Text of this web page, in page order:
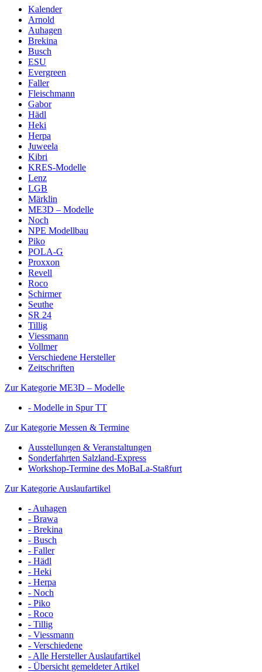
Kalender
Arnold
Auhagen
Brekina
Busch
ESU
Evergreen
Faller
Fleischmann
Gabor
Hädl
Heki
Herpa
Juweela
Kibri
KRES-Modelle
Lenz
LGB
Märklin
ME3D – Modelle
Noch
NPE Modellbau
Piko
POLA-G
Proxxon
Revell
Roco
Schirmer
Seuthe
SR 24
Tillig
Viessmann
Vollmer
Verschiedene Hersteller
Zeitschriften
Zur Kategorie ME3D – Modelle
- Modelle in Spur TT
Zur Kategorie Messen & Termine
Ausstellungen & Veranstaltungen
Sonderfahrten Salzland-Express
Workshop-Termine des MoBaLa-Staßfurt
Zur Kategorie Auslaufartikel
- Auhagen
- Brawa
- Brekina
- Busch
- Faller
- Hädl
- Heki
- Herpa
- Noch
- Piko
- Roco
- Tillig
- Viessmann
- Verschiedene
- Alle Hersteller Auslaufartikel
- Übersicht gemeldeter Artikel